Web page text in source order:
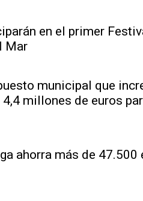
en el primer
Mar
municipal que
millones de euros
ahorra más de 47.500